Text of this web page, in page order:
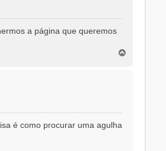
a página que queremos
é como procurar uma agulha